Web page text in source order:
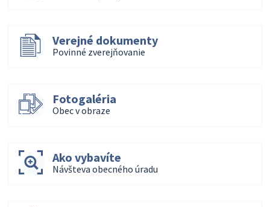
Verejné dokumenty
Povinné zverejňovanie
Fotogaléria
Obec v obraze
Ako vybavíte
Návšteva obecného úradu